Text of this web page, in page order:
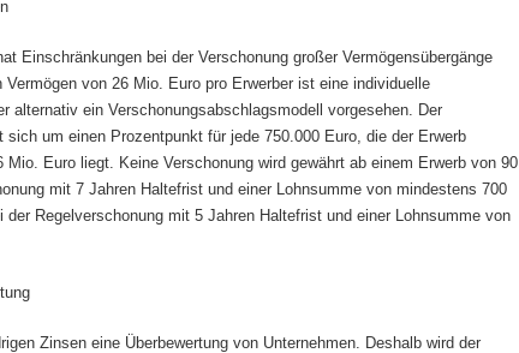
Einschränkungen bei der Verschonung großer Vermögensübergänge
von 26 Mio. Euro pro Erwerber ist eine individuelle
alternativ ein Verschonungsabschlagsmodell vorgesehen. Der
sich um einen Prozentpunkt für jede 750.000 Euro, die der Erwerb
Euro liegt. Keine Verschonung wird gewährt ab einem Erwerb von 90
mit 7 Jahren Haltefrist und einer Lohnsumme von mindestens 700
Regelverschonung mit 5 Jahren Haltefrist und einer Lohnsumme von
Zinsen eine Überbewertung von Unternehmen. Deshalb wird der